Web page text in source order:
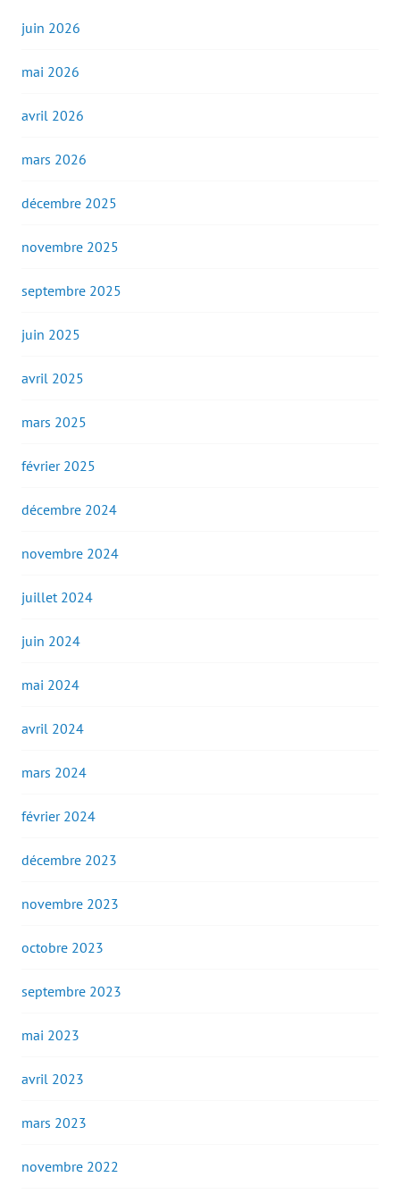
juin 2026
mai 2026
avril 2026
mars 2026
décembre 2025
novembre 2025
septembre 2025
juin 2025
avril 2025
mars 2025
février 2025
décembre 2024
novembre 2024
juillet 2024
juin 2024
mai 2024
avril 2024
mars 2024
février 2024
décembre 2023
novembre 2023
octobre 2023
septembre 2023
mai 2023
avril 2023
mars 2023
novembre 2022